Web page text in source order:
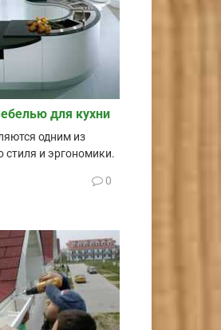
для кухни
одним из
стиля и эргономики.
0